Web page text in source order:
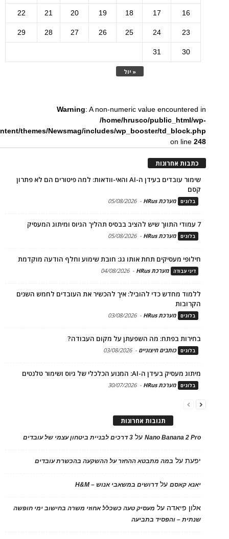
« יול
16
17
18
19
20
21
22
23
24
25
26
27
28
29
30
31
Warning: A non-numeric value encountered in
/home/hrusco/public_html/wp-
themes/Newsmag/includes/wp_booster/td_block.php
on line248
כתבות אחרונות
שימור עובדים בעידן ה-AI והאי-וודאות: למה פיטורים הם לא פתרון
קסם
בלוגים מערכת HRus -
05/08/2026
7 עמודי התווך שיש להציב בבסיס תהליך הגיוס ומיתוג המעסיק
בלוגים מערכת HRus -
05/08/2026
חילופי מעסיקים תחת אותו גג: חובת שימוע וחלף הודעה מוקדמת
דיני עבודה מערכת HRus -
04/08/2026
ללמוד מחדש כדי להוביל: איך להכשיר את העובדים לחמש השנים
הקרובות
בלוגים מערכת HRus -
03/08/2026
בחירות בפתח: מה השפעתן על מקום העבודה?
בלוגים כותבים חיצוניים -
03/08/2026
מיתוג מעסיק בעידן ה-AI: המנוע הכלכלי של גיוס ושימור טלנטים
בלוגים מערכת HRus -
30/07/2026
תגובות אחרונות
Nano Banana 2 Proעל 3 דרכים לבניית ביטחון עצמי של עובדים
יפעתעל במה מתבטא ההחזר על ההשקעה בהכשרת עובדים
יאנא קאסםעלדרושים במשאבי אנוש – H&M
אלון פיאדה על מעסיק טעה כשכלל אחוזי משרה בחישוב ימי חופשה
שנתית – והפסיד בתביעה